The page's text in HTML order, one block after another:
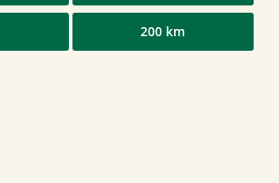
200 km